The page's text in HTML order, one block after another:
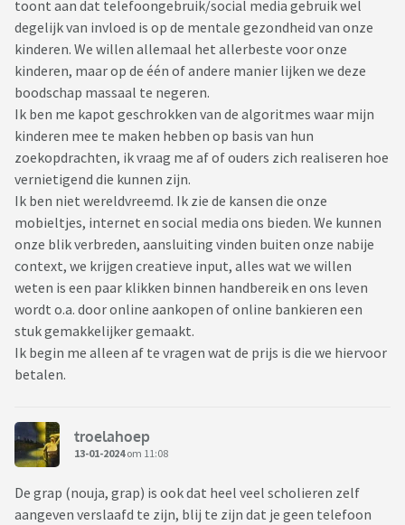
toont aan dat telefoongebruik/social media gebruik wel
degelijk van invloed is op de mentale gezondheid van onze
kinderen. We willen allemaal het allerbeste voor onze
kinderen, maar op de één of andere manier lijken we deze
boodschap massaal te negeren.
Ik ben me kapot geschrokken van de algoritmes waar mijn
kinderen mee te maken hebben op basis van hun
zoekopdrachten, ik vraag me af of ouders zich realiseren hoe
vernietigend die kunnen zijn.
Ik ben niet wereldvreemd. Ik zie de kansen die onze
mobieltjes, internet en social media ons bieden. We kunnen
onze blik verbreden, aansluiting vinden buiten onze nabije
context, we krijgen creatieve input, alles wat we willen
weten is een paar klikken binnen handbereik en ons leven
wordt o.a. door online aankopen of online bankieren een
stuk gemakkelijker gemaakt.
Ik begin me alleen af te vragen wat de prijs is die we hiervoor
betalen.
troelahoep
13-01-2024om 11:08
De grap (nouja, grap) is ook dat heel veel scholieren zelf
aangeven verslaafd te zijn, blij te zijn dat je geen telefoon